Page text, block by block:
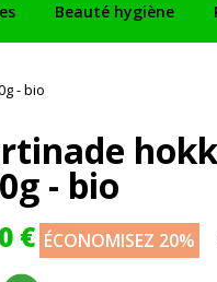
Beauté hygiène
- bio
- bio
€ ÉCONOMISEZ 20%